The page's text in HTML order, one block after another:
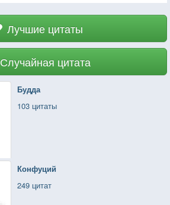
Лучшие цитаты
Случайная цитата
Будда
103 цитаты
Конфуций
249 цитат